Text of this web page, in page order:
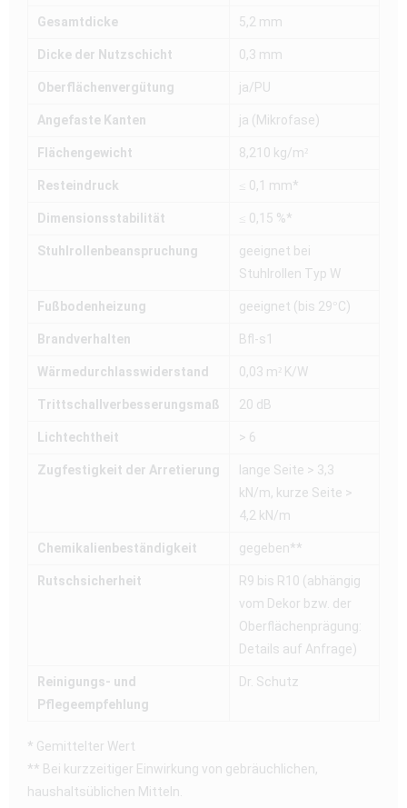
Gesamtdicke 5,2 mm
Dicke der Nutzschicht 0,3 mm
Oberflächenvergütung ja/PU
Angefaste Kanten ja (Mikrofase)
Flächengewicht 8,210 kg/m²
Resteindruck ≤ 0,1 mm*
Dimensionsstabilität ≤ 0,15 %*
Stuhlrollenbeanspruchung
geeignet bei
Stuhlrollen Typ W
Fußbodenheizung geeignet (bis 29°C)
Brandverhalten Bfl-s1
Wärmedurchlasswiderstand 0,03 m² K/W
Trittschallverbesserungsmaß 20 dB
Lichtechtheit > 6
Zugfestigkeit der Arretierung
lange Seite > 3,3
kN/m, kurze Seite >
4,2 kN/m
Chemikalienbeständigkeit gegeben**
Rutschsicherheit
R9 bis R10 (abhängig
vom Dekor bzw. der
Oberflächenprägung:
Details auf Anfrage)
Reinigungs- und
Pflegeempfehlung
Dr. Schutz
* Gemittelter Wert
** Bei kurzzeitiger Einwirkung von gebräuchlichen,
haushaltsüblichen Mitteln.